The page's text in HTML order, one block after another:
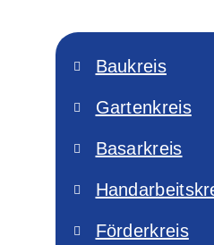
Baukreis
Gartenkreis
Basarkreis
Förderkreis